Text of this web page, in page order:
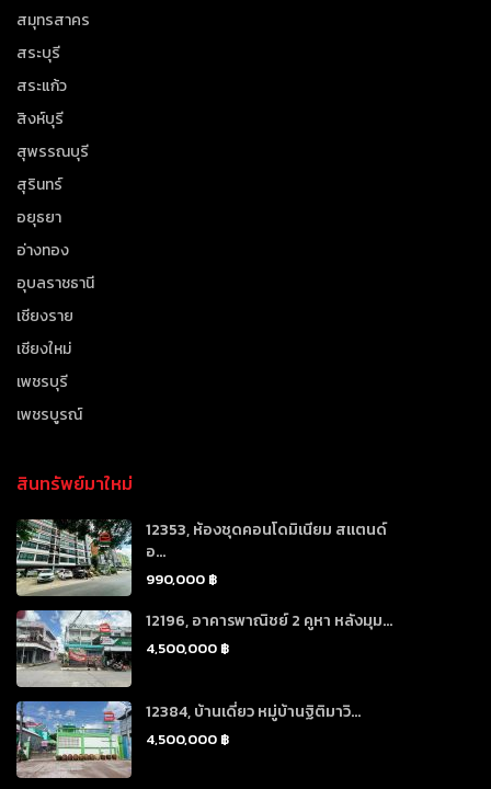
สมุทรสาคร
สระบุรี
สระแก้ว
สิงห์บุรี
สุพรรณบุรี
สุรินทร์
อยุธยา
อ่างทอง
อุบลราชธานี
เชียงราย
เชียงใหม่
เพชรบุรี
เพชรบูรณ์
สินทรัพย์มาใหม่
12353, ห้องชุดคอนโดมิเนียม สแตนด์
อ...
990,000 ฿
12196, อาคารพาณิชย์ 2 คูหา หลังมุม...
4,500,000 ฿
12384, บ้านเดี่ยว หมู่บ้านฐิติมาวิ...
4,500,000 ฿